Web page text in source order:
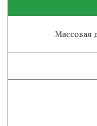
Массовая